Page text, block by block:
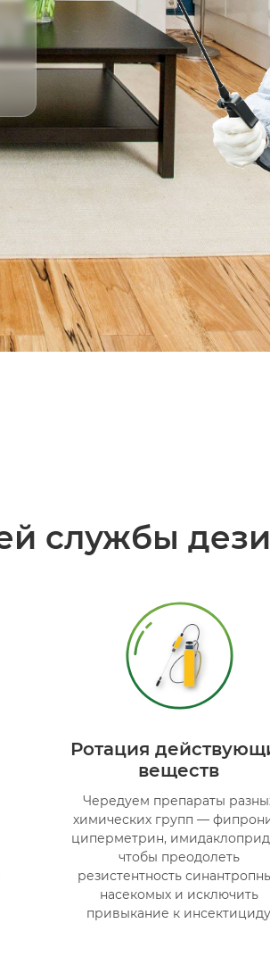
службы
Ротация
веществ
Чередуем препараты
химических групп —
циперметрин,
чтобы преодолеть
резистентность
насекомых и исключить
привыкание к инсектициду